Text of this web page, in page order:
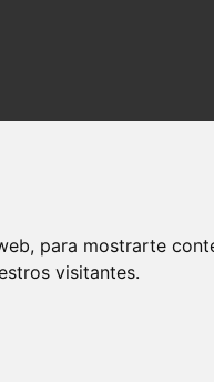
para mostrarte
visitantes.